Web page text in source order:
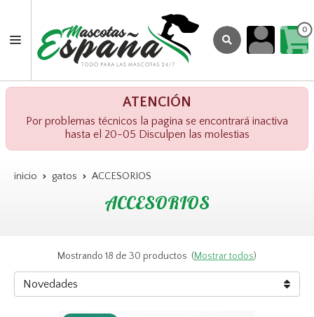
0
ATENCIÓN
Por problemas técnicos la pagina se encontrará inactiva
hasta el 20-05 Disculpen las molestias
inicio gatos ACCESORIOS
ACCESORIOS
Mostrando 18 de 30 productos (Mostrar todos)